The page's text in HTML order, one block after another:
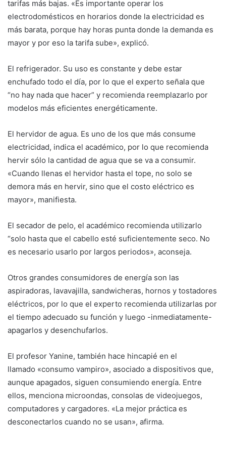
tarifas más bajas. «Es importante operar los
electrodomésticos en horarios donde la electricidad es
más barata, porque hay horas punta donde la demanda es
mayor y por eso la tarifa sube», explicó.
El refrigerador. Su uso es constante y debe estar
enchufado todo el día, por lo que el experto señala que
“no hay nada que hacer” y recomienda reemplazarlo por
modelos más eficientes energéticamente.
El hervidor de agua. Es uno de los que más consume
electricidad, indica el académico, por lo que recomienda
hervir sólo la cantidad de agua que se va a consumir.
«Cuando llenas el hervidor hasta el tope, no solo se
demora más en hervir, sino que el costo eléctrico es
mayor», manifiesta.
El secador de pelo, el académico recomienda utilizarlo
“solo hasta que el cabello esté suficientemente seco. No
es necesario usarlo por largos periodos», aconseja.
Otros grandes consumidores de energía son las
aspiradoras, lavavajilla, sandwicheras, hornos y tostadores
eléctricos, por lo que el experto recomienda utilizarlas por
el tiempo adecuado su función y luego -inmediatamente-
apagarlos y desenchufarlos.
El profesor Yanine, también hace hincapié en el
llamado «consumo vampiro», asociado a dispositivos que,
aunque apagados, siguen consumiendo energía. Entre
ellos, menciona microondas, consolas de videojuegos,
computadores y cargadores. «La mejor práctica es
desconectarlos cuando no se usan», afirma.